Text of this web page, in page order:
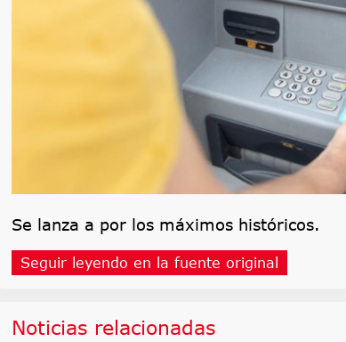
Se lanza a por los máximos históricos.
Seguir leyendo en la fuente original
Noticias relacionadas